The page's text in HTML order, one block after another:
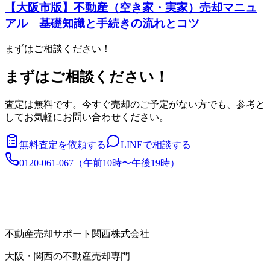
【大阪市版】不動産（空き家・実家）売却マニュ
アル 基礎知識と手続きの流れとコツ
まずはご相談ください！
まずはご相談ください！
査定は無料です。今すぐ売却のご予定がない方でも、参考と
してお気軽にお問い合わせください。
無料査定を依頼する
LINEで相談する
0120-061-067 （午前10時〜午後19時）
不動産売却サポート関西株式会社
大阪・関西の不動産売却専門